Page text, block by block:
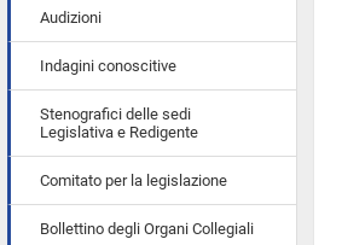
Audizioni
Indagini conoscitive
Stenografici delle sedi
Legislativa e Redigente
Comitato per la legislazione
Bollettino degli Organi Collegiali